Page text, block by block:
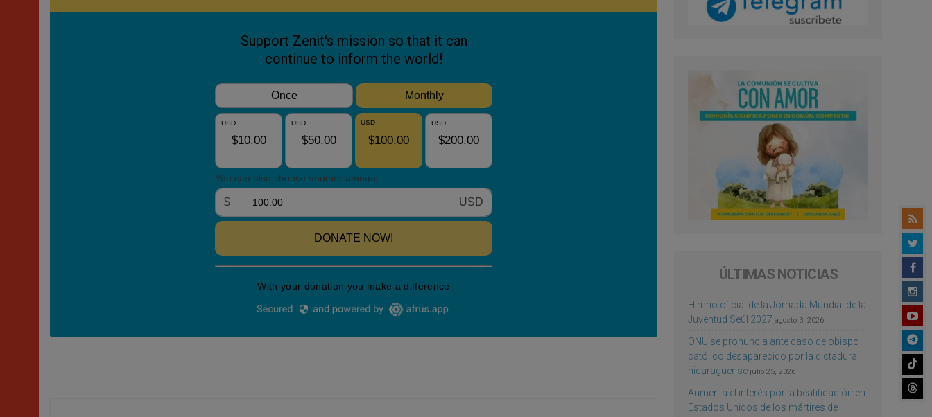
ÚLTIMAS NOTICIAS
Himno oficial de la Jornada Mundial de la
Juventud Seúl 2027 agosto 3, 2026
ONU se pronuncia ante caso de obispo
católico desaparecido por la dictadura
nicaragüense julio 25, 2026
Aumenta el interés por la beatificación en
Estados Unidos de los mártires de